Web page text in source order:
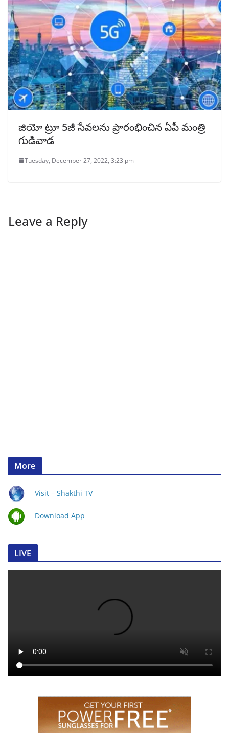
జియో ట్రూ 5జీ సేవలను ప్రారంభించిన ఏపీ మంత్రి
గుడివాడ
Tuesday, December 27, 2022, 3:23 pm
Leave a Reply
More
Visit – Shakthi TV
Download App
LIVE